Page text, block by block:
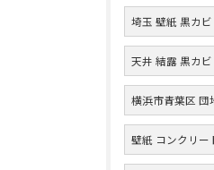
埼玉 壁紙 黒カビ
天井 結露 黒カビ
横浜市青葉区 団
壁紙 コンクリー